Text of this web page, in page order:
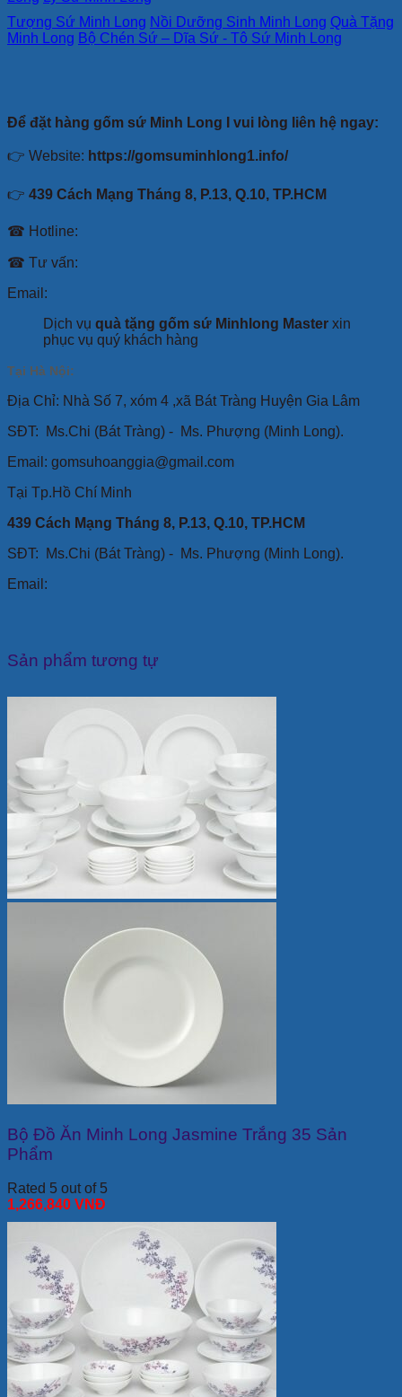
Tượng Sứ Minh Long Nồi Dưỡng Sinh Minh Long Quà Tặng
Minh Long Bộ Chén Sứ – Dĩa Sứ - Tô Sứ Minh Long
Để đặt hàng gốm sứ Minh Long I vui lòng liên hệ ngay:
👉 Website: https://gomsuminhlong1.info/
👉 439 Cách Mạng Tháng 8, P.13, Q.10, TP.HCM
☎ Hotline:
☎ Tư vấn:
Email:
Dịch vụ quà tặng gốm sứ Minhlong Master xin
phục vụ quý khách hàng
Tại Hà Nội:
Địa Chỉ: Nhà Số 7, xóm 4 ,xã Bát Tràng Huyện Gia Lâm
SĐT:
Ms.Chi (Bát Tràng) - Ms. Phượng (Minh Long).
Email: gomsuhoanggia@gmail.com
Tại Tp.Hồ Chí Minh
439 Cách Mạng Tháng 8, P.13, Q.10, TP.HCM
SĐT: Ms.Chi (Bát Tràng) - Ms. Phượng (Minh Long).
Email:
Sản phẩm tương tự
Bộ Đồ Ăn Minh Long Jasmine Trắng 35 Sản
Phẩm
Rated 5 out of 5
1,266,840 VNĐ